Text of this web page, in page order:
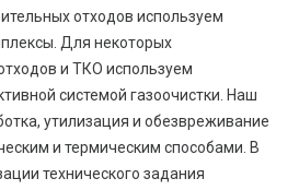
отходов используем
Для некоторых
и ТКО используем
системой газоочистки. Наш
утилизация и обезвреживание
и термическим способами. В
технического задания